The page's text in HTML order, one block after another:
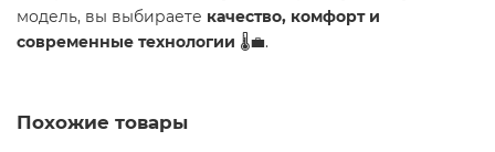
модель, вы выбираете качество, комфорт и
современные технологии 🌡️💼.
Похожие товары